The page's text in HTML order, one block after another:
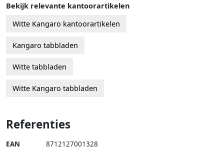
Bekijk relevante kantoorartikelen
Witte Kangaro kantoorartikelen
Kangaro tabbladen
Witte tabbladen
Witte Kangaro tabbladen
Referenties
EAN 8712127001328